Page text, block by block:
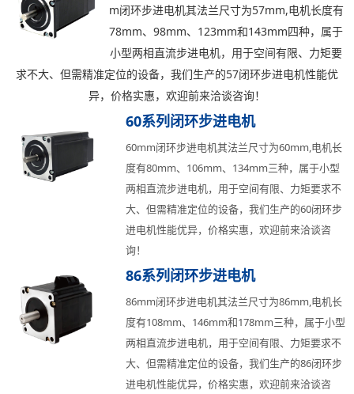
5
单出轴
80
重量kg
m闭环步进电机其法兰尺寸为57mm,电机长度有
78mm、98mm、123mm和143mm四种，属于
小型两相直流步进电机，用于空间有限、力矩要
求不大、但需精准定位的设备，我们生产的57闭环步进电机性能优
异，价格实惠，欢迎前来洽谈咨询！
60系列闭环步进电机
60mm闭环步进电机其法兰尺寸为60mm,电机长
度有80mm、106mm、134mm三种，属于小型
两相直流步进电机，用于空间有限、力矩要求不
大、但需精准定位的设备，我们生产的60闭环步
进电机性能优异，价格实惠，欢迎前来洽谈咨
询！
86系列闭环步进电机
86mm闭环步进电机其法兰尺寸为86mm,电机长
度有108mm、146mm和178mm三种，属于小型
两相直流步进电机，用于空间有限、力矩要求不
大、但需精准定位的设备，我们生产的86闭环步
进电机性能优异，价格实惠，欢迎前来洽谈咨